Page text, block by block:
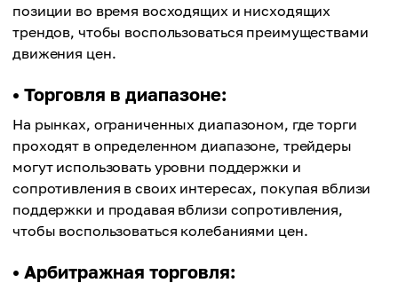
позиции во время восходящих и нисходящих
трендов, чтобы воспользоваться преимуществами
движения цен.
• Торговля в диапазоне:
На рынках, ограниченных диапазоном, где торги
проходят в определенном диапазоне, трейдеры
могут использовать уровни поддержки и
сопротивления в своих интересах, покупая вблизи
поддержки и продавая вблизи сопротивления,
чтобы воспользоваться колебаниями цен.
• Арбитражная торговля: